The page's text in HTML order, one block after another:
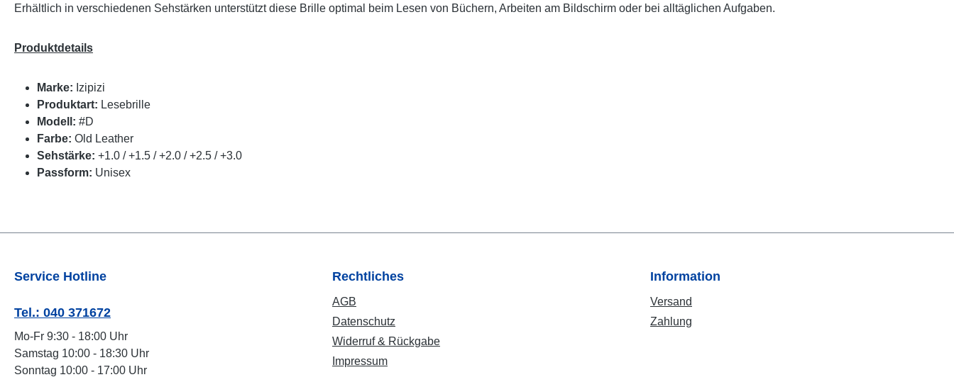
Erhältlich in verschiedenen Sehstärken unterstützt diese Brille optimal beim Lesen von Büchern, Arbeiten am Bildschirm oder bei alltäglichen Aufgaben.
Produktdetails
Marke: Izipizi
Produktart: Lesebrille
Modell: #D
Farbe: Old Leather
Sehstärke: +1.0 / +1.5 / +2.0 / +2.5 / +3.0
Passform: Unisex
Service Hotline
Tel.: 040 371672
Mo-Fr 9:30 - 18:00 Uhr
Samstag 10:00 - 18:30 Uhr
Sonntag 10:00 - 17:00 Uhr
Rechtliches
AGB
Datenschutz
Widerruf & Rückgabe
Impressum
Information
Versand
Zahlung